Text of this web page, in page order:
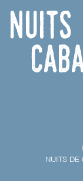
NUITS